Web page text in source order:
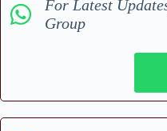
For Latest
Group